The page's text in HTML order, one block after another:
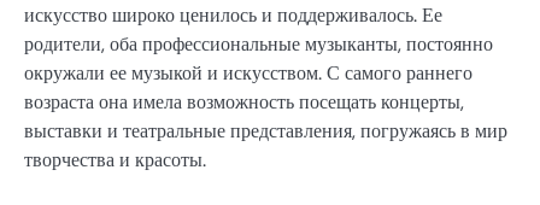
искусство широко ценилось и поддерживалось. Ее
родители, оба профессиональные музыканты, постоянно
окружали ее музыкой и искусством. С самого раннего
возраста она имела возможность посещать концерты,
выставки и театральные представления, погружаясь в мир
творчества и красоты.